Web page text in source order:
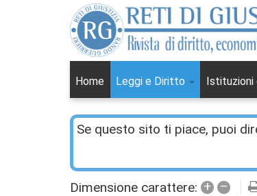
Home Leggi e Diritto
Se questo sito ti piace, puoi
Dimensione carattere: + –